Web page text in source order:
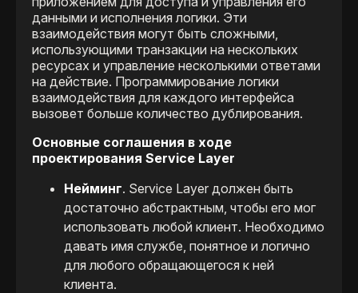
данными и исполнения логики. Эти
взаимодействия могут быть сложными,
использующими транзакции на нескольких
ресурсах и управление несколькими ответами
на действие. Программирование логики
взаимодействия для каждого интерфейса
вызовет больше количество дублирования.
Основные соглашения в ходе
проектирования Service Layer
Нейминг. Service Layer должен быть
достаточно абстрактным, чтобы его мог
использовать любой клиент. Необходимо
давать имя службе, понятное и логично
для любого обращающегося к ней
клиента​.